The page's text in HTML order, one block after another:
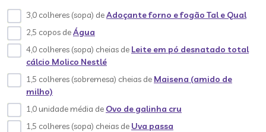
3,0 colheres (sopa) deAdoçante forno e fogão Tal e Qual
2,5 copos deÁgua
4,0 colheres (sopa) cheias de Leite em pó desnatado total
cálcio Molico Nestlé
1,5 colheres (sobremesa) cheias de Maisena (amido de
milho)
1,0 unidade média de Ovo de galinha cru
1,5 colheres (sopa) cheias de Uva passa